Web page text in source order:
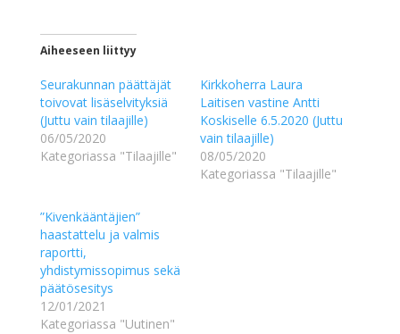
Aiheeseen liittyy
Seurakunnan päättäjät
toivovat lisäselvityksiä
(Juttu vain tilaajille)
06/05/2020
Kategoriassa "Tilaajille"
Kirkkoherra Laura
Laitisen vastine Antti
Koskiselle 6.5.2020 (Juttu
vain tilaajille)
08/05/2020
Kategoriassa "Tilaajille"
”Kivenkääntäjien”
haastattelu ja valmis
raportti,
yhdistymissopimus sekä
päätösesitys
12/01/2021
Kategoriassa "Uutinen"